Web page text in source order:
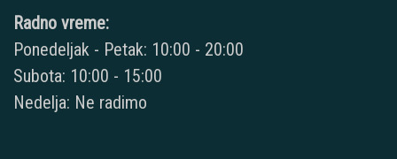
Radno vreme:
Ponedeljak - Petak: 10:00 - 20:00
Subota: 10:00 - 15:00
Nedelja: Ne radimo